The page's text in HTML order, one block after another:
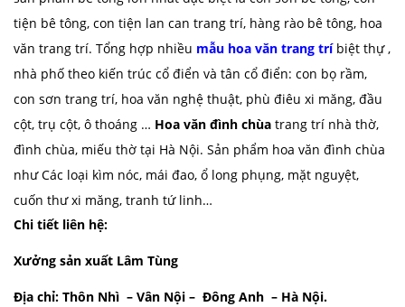
tiện bê tông, con tiện lan can trang trí, hàng rào bê tông, hoa
văn trang trí. Tổng hợp nhiều mẫu hoa văn trang trí biệt thự ,
nhà phố theo kiến trúc cổ điển và tân cổ điển: con bọ rầm,
con sơn trang trí, hoa văn nghệ thuật, phù điêu xi măng, đầu
cột, trụ cột, ô thoáng … Hoa văn đình chùa trang trí nhà thờ,
đình chùa, miếu thờ tại Hà Nội. Sản phẩm hoa văn đình chùa
như Các loại kìm nóc, mái đao, ổ long phụng, mặt nguyệt,
cuốn thư xi măng, tranh tứ linh…
Chi tiết liên hệ:
Xưởng sản xuất Lâm Tùng
Địa chỉ: Thôn Nhì – Vân Nội – Đông Anh – Hà Nội.